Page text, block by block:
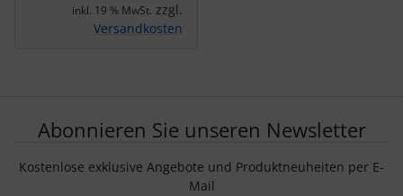
inkl. 19 % MwSt. zzgl.
Versandkosten
Abonnieren Sie unseren Newsletter
Kostenlose exklusive Angebote und Produktneuheiten per E-
Mail